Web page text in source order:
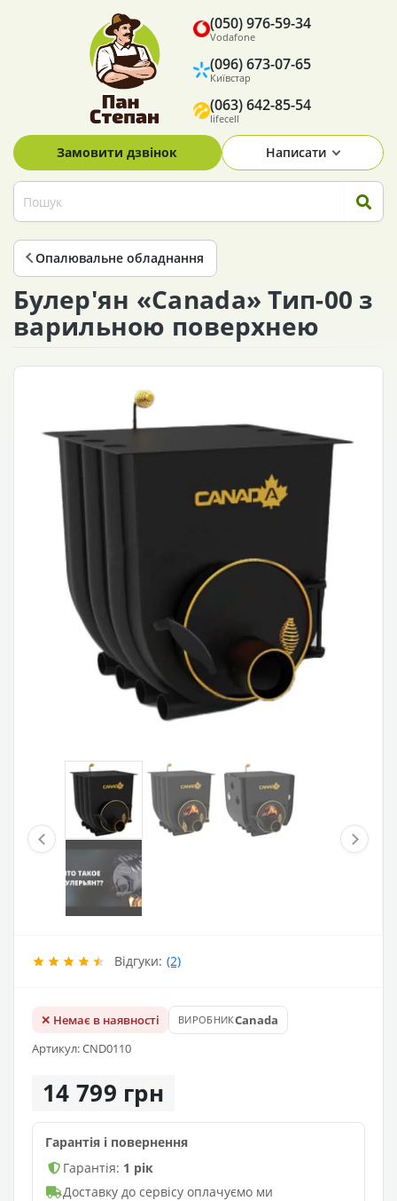
Vodafone
(050) 976-59-34
Київстар
(096) 673-07-65
lifecell
(063) 642-85-54
Замовити дзвінок Написати
Опалювальне обладнання
Булер'ян «Canada» Тип-00 з
варильною поверхнею
Відгуки: (2)
✕ Немає в наявності ВИРОБНИКCanada
Артикул: CND0110
14 799 грн
Гарантія і повернення
Гарантія: 1 рік
Доставку до сервісу оплачуємо ми